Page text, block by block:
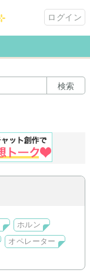
ログイン
検索
ホルン
オペレーター